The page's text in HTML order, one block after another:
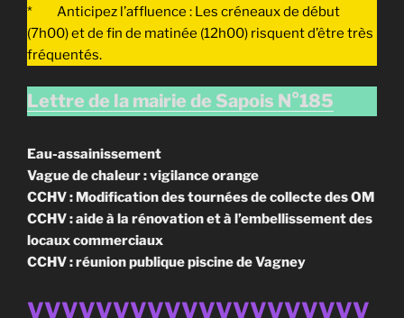
* Anticipez l’affluence : Les créneaux de début
(7h00) et de fin de matinée (12h00) risquent d’être très
fréquentés.
Lettre de la mairie de Sapois N°185
Eau-assainissement
Vague de chaleur : vigilance orange
CCHV : Modification des tournées de collecte des OM
CCHV : aide à la rénovation et à l’embellissement des
locaux commerciaux
CCHV : réunion publique piscine de Vagney
VVVVVVVVVVVVVVVVVVVV